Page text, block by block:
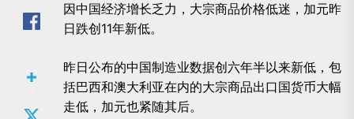
因中国经济增长乏力，大宗商品价格低迷，加元昨
日跌创11年新低。
昨日公布的中国制造业数据创六年半以来新低，包
括巴西和澳大利亚在内的大宗商品出口国货币大幅
走低，加元也紧随其后。